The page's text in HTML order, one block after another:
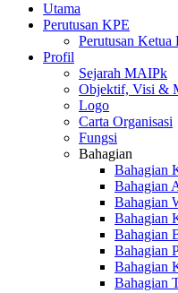
Utama
Perutusan KPE
Perutusan Ketua
Profil
Sejarah MAIPk
Objektif, Visi &
Logo
Carta Organisasi
Fungsi
Bahagian
Bahagian
Bahagian
Bahagian
Bahagian
Bahagian
Bahagian
Bahagian
Bahagian